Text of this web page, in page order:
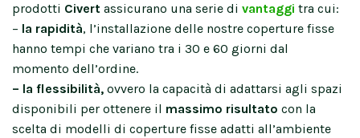
prodotti Civert assicurano una serie di vantaggi tra cui:
– la rapidità, l’installazione delle nostre coperture fisse
hanno tempi che variano tra i 30 e 60 giorni dal
momento dell’ordine.
– la flessibilità, ovvero la capacità di adattarsi agli spazi
disponibili per ottenere il massimo risultato con la
scelta di modelli di coperture fisse adatti all’ambiente